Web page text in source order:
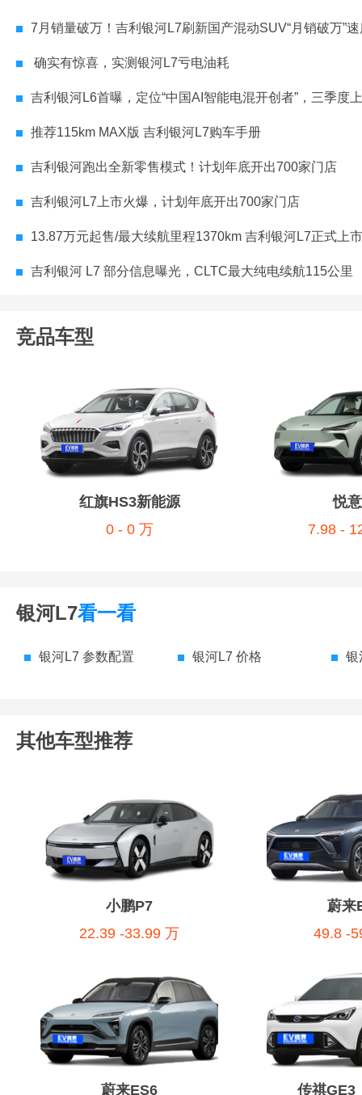
7月销量破万！吉利银河L7刷新国产混动SUV“月销破万”
确实有惊喜，实测银河L7亏电油耗
吉利银河L6首曝，定位“中国AI智能电混开创者”，三季度
推荐115km MAX版 吉利银河L7购车手册
吉利银河跑出全新零售模式！计划年底开出700家门店
吉利银河L7上市火爆，计划年底开出700家门店
13.87万元起售/最大续航里程1370km 吉利银河L7正式上市
吉利银河 L7 部分信息曝光，CLTC最大纯电续航115公里
竞品车型
红旗HS3新能源
0 - 0 万
悦
7.98 -
银河L7看一看
银河L7 参数配置 银河L7 价格 银
其他车型推荐
小鹏P7
22.39 -33.99 万
蔚来
49.8 -
蔚来ES6
传祺GE3